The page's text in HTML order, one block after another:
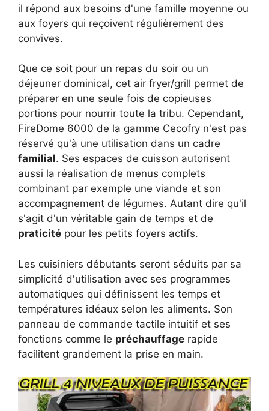
il répond aux besoins d'une famille moyenne ou
aux foyers qui reçoivent régulièrement des
convives.
Que ce soit pour un repas du soir ou un
déjeuner dominical, cet air fryer/grill permet de
préparer en une seule fois de copieuses
portions pour nourrir toute la tribu. Cependant,
FireDome 6000 de la gamme Cecofry n'est pas
réservé qu'à une utilisation dans un cadre
familial. Ses espaces de cuisson autorisent
aussi la réalisation de menus complets
combinant par exemple une viande et son
accompagnement de légumes. Autant dire qu'il
s'agit d'un véritable gain de temps et de
praticité pour les petits foyers actifs.
Les cuisiniers débutants seront séduits par sa
simplicité d'utilisation avec ses programmes
automatiques qui définissent les temps et
températures idéaux selon les aliments. Son
panneau de commande tactile intuitif et ses
fonctions comme le préchauffage rapide
facilitent grandement la prise en main.